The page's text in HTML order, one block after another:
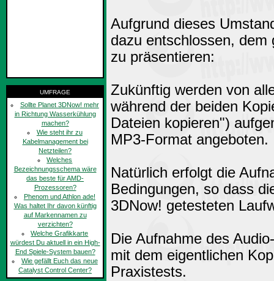
UMFRAGE
Sollte Planet 3DNow! mehr
in Richtung Wasserkühlung
machen?
Wie steht ihr zu
Kabelmanagement bei
Netzteilen?
Welches
Bezeichnungsschema wäre
das beste für AMD-
Prozessoren?
Phenom und Athlon ade!
Was haltet Ihr davon künftig
auf Markennamen zu
verzichten?
Welche Grafikkarte
würdest Du aktuell in ein High-
End Spiele-System bauen?
Wie gefällt Euch das neue
Catalyst Control Center?
Aufgrund dieses
dazu entschlossen, dem
zu präsentieren:
Zukünftig werden von
während der beiden
Dateien kopieren")
MP3-Format angeboten.
Natürlich erfolgt die
Bedingungen, so dass
3DNow! getesteten
Die Aufnahme des
mit dem eigentlichen
Praxistests.